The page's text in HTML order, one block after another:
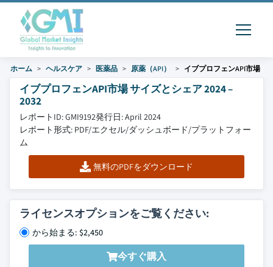
ホーム ヘルスケア 医薬品 原薬（API） イブプロフェンAPI市場
イブプロフェンAPI市場 サイズとシェア 2024 –
2032
レポートID: GMI9192発行日: April 2024
レポート形式: PDF/エクセル/ダッシュボード/プラットフォー
ム
無料のPDFをダウンロード
ライセンスオプションをご覧ください:
から始まる: $2,450
今すぐ購入